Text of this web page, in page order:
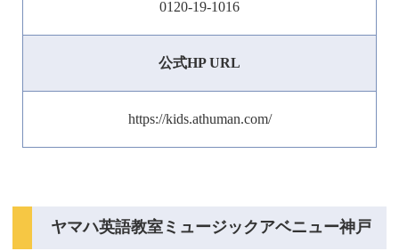
0120-19-1016
公式HP URL
https://kids.athuman.com/
ヤマハ英語教室ミュージックアベニュー神戸